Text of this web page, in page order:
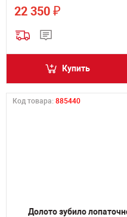
22 350 ₽
Купить
Код товара: 885440
Долото зубило